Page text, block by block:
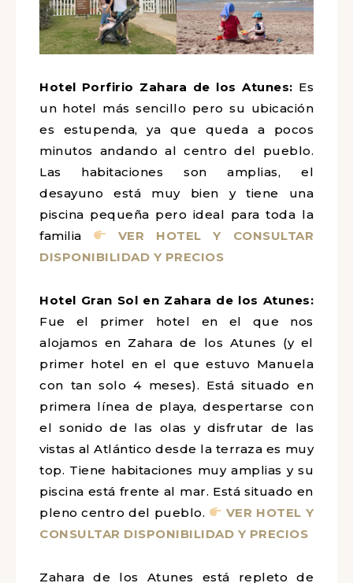
Hotel Porfirio Zahara de los Atunes: Es
un hotel más sencillo pero su ubicación
es estupenda, ya que queda a pocos
minutos andando al centro del pueblo.
Las habitaciones son amplias, el
desayuno está muy bien y tiene una
piscina pequeña pero ideal para toda la
familia
VER HOTEL Y CONSULTAR
DISPONIBILIDAD Y PRECIOS
Hotel Gran Sol en Zahara de los Atunes:
Fue el primer hotel en el que nos
alojamos en Zahara de los Atunes (y el
primer hotel en el que estuvo Manuela
con tan solo 4 meses). Está situado en
primera línea de playa, despertarse con
el sonido de las olas y disfrutar de las
vistas al Atlántico desde la terraza es muy
top. Tiene habitaciones muy amplias y su
piscina está frente al mar. Está situado en
pleno centro del pueblo.
VER HOTEL Y
CONSULTAR DISPONIBILIDAD Y PRECIOS
Zahara de los Atunes está repleto de